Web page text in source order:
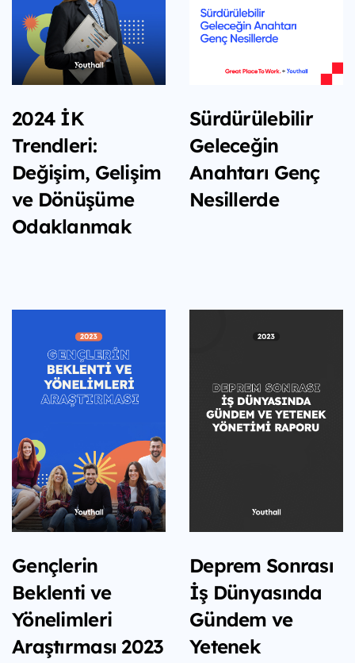
2024 İK
Trendleri:
Değişim, Gelişim
ve Dönüşüme
Odaklanmak
Sürdürülebilir
Geleceğin
Anahtarı Genç
Nesillerde
Gençlerin
Beklenti ve
Yönelimleri
Araştırması 2023
Deprem Sonrası
İş Dünyasında
Gündem ve
Yetenek